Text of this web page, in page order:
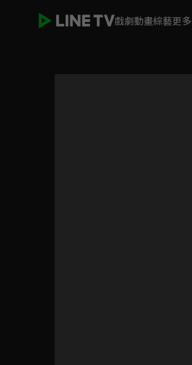
戲劇動畫綜藝更多